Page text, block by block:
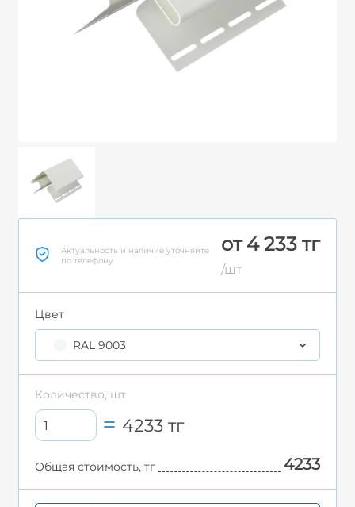
Актуальность и наличие уточняйте
по телефону
от 4 233 тг
/шт
Цвет
RAL 9003
Количество, шт
4233тг
Общая стоимость, тг 4233